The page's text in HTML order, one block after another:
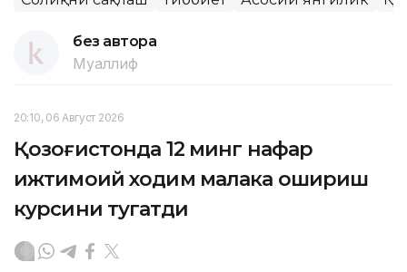
без автора
Муаллиф
20:10, 06 Август 2026
Қозоғистонда 12 минг нафар
ижтимоий ходим малака ошириш
курсини тугатди